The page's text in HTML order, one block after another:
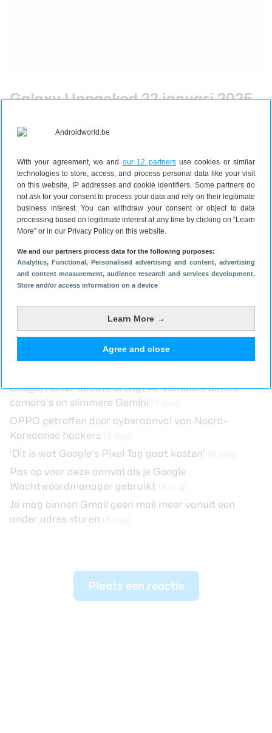
With your agreement, we and our 12 partnersuse cookies or similar
technologies to store, access, and process personal data like your visit
on this website, IP addresses and cookie identifiers. Some partners do
not ask for your consent to process your data and rely on their legitimate
business interest. You can withdraw your consent or object to data
processing based on legitimate interest at any time by clicking on “Learn
More” or in our Privacy Policy on this website.
We and our partners process data for the following purposes:
Analytics, Functional, Personalised advertising and content, advertising
and content measurement, audience research and services development,
Store and/or access information on a device
Learn More →
Agree and close
Galaxy Unpacked 22 januari 2025
de Samsung Galaxy S25-serie onthullen tijdens
daar natuurlijk uitgebreid verslag van doen. Wil je
zelf meekijken? Dat kan! Op YouTube kun je het
event live volgen.
Google Home-update brengt AI-verhalen, betere
camera’s en slimmere Gemini
OPPO getroffen door cyberaanval van Noord-
Koreaanse hackers
‘Dit is wat Google’s Pixel Tag gaat kosten’
Pas op voor deze aanval als je Google
Wachtwoordmanager gebruikt
Je mag binnen Gmail geen mail meer vanuit een
ander adres sturen
Plaats een reactie